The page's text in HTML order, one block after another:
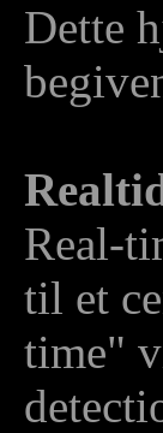
Dette
Real-
til et
time"